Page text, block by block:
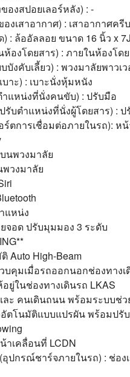
องสปอยเลอร์หลัง) : -
งเสาอากาศ) : เสาอากาศค
: ล้ออัลลอย ขนาด 16 นิ้ว x 7J
ห้องโดยสาร) : ภายในห้องโด
บังคับเลี้ยว) : พวงมาลัยพาวเ
บาะ) : เบาะนั่งหุ้มหนัง
ำแหน่งที่นั่งคนขับ) : ปรับมือ
รับตำแหน่งที่นั่งผู้โดยสาร) :
ร์ตการเชื่อมต่อภายในรถ): ห
นพวงมาลัย
วงมาลัย
แหน่ง
อด ปรับมุมมอง 3 ระดับ
Auto High-Beam
บคุมเมื่อรถออกนอกช่องทางเ
ยู่ในช่องทางเดินรถ LKAS
ะ คนเดินถนน พร้อมระบบช่ว
ตโนมัติแบบแปรผัน พร้อมปรั
าเคลื่อนที่ LCDN
อุปกรณ์ชาร์จภายในรถ) : ช่อ